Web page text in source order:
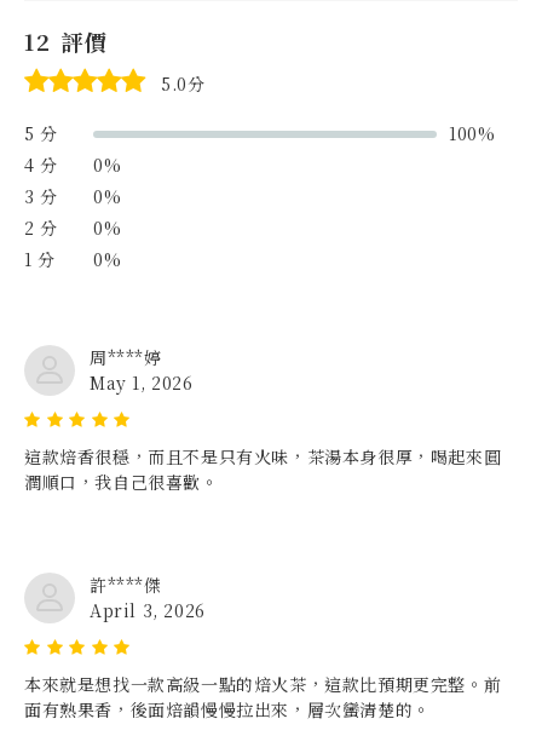
12 評價
5.0分
5 分
100%
4 分
0%
3 分
0%
2 分
0%
1 分
0%
周****婷
May 1, 2026
這款焙香很穩，而且不是只有火味，茶湯本身很厚，喝起來圓
潤順口，我自己很喜歡。
許****傑
April 3, 2026
本來就是想找一款高級一點的焙火茶，這款比預期更完整。前
面有熟果香，後面焙韻慢慢拉出來，層次蠻清楚的。